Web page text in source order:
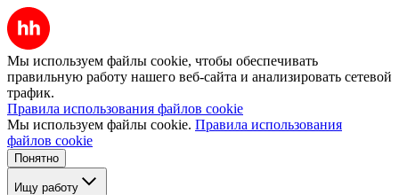
Мы используем файлы cookie, чтобы обеспечивать
правильную работу нашего веб-сайта и анализировать сетевой
трафик.
Правила использования файлов cookie
Мы используем файлы cookie. Правила использования
файлов cookie
Понятно
Ищу работу